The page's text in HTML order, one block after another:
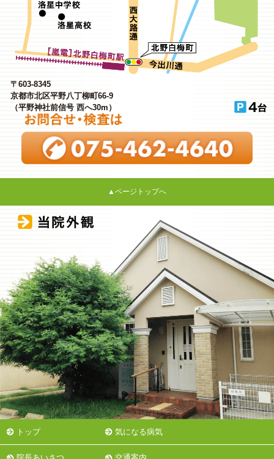
〒603-8345
京都市北区平野八丁柳町66-9
（平野神社前信号 西へ30m）
▲ページトップへ
トップ 気になる病気